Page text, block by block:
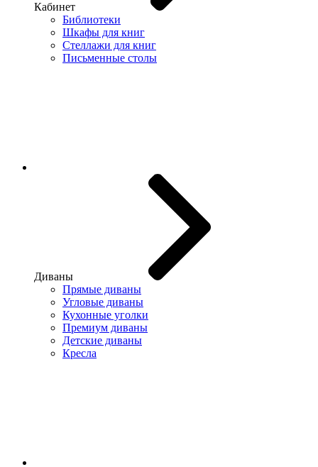
Кабинет
Библиотеки
Шкафы для книг
Стеллажи для книг
Письменные столы
Диваны
Прямые диваны
Угловые диваны
Кухонные уголки
Премиум диваны
Детские диваны
Кресла